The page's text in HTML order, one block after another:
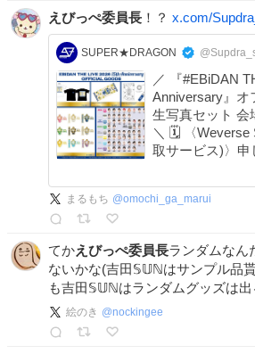
えびっぺ委員長 ！？ x.com/
SUPER★DRAGON
／ 『#EBiDAN
Anniversary』オ
生写真セット 会
＼ 🗓️ 〈Weverse Shop Pickup (会場受
取サービス)〉申
京・国立代々木
詳細 super-
dragon.jp/news/
まるもち @omochi_ga_marui
てかえびっぺ委員長ランダムな
ないかな(吉田𝕊𝕌ℕはサンプル品
も吉田𝕊𝕌ℕはランダムグッズは出
絵のき @nockingee